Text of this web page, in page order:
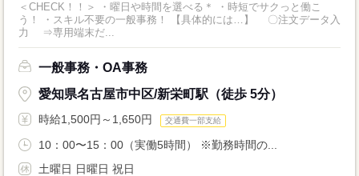
＜CHECK！！＞ ・曜日や時間を選べる＊ ・時短でサクっと働こ
う！ ・スキル不要の一般事務！ 【具体的には…】 〇注文データ入
力 ⇒専用端末だ...
一般事務・OA事務
愛知県名古屋市中区/新栄町駅（徒歩 5分）
時給1,500円～1,650円 交通費一部支給
10：00〜15：00（実働5時間） ※勤務時間の...
土曜日 日曜日 祝日